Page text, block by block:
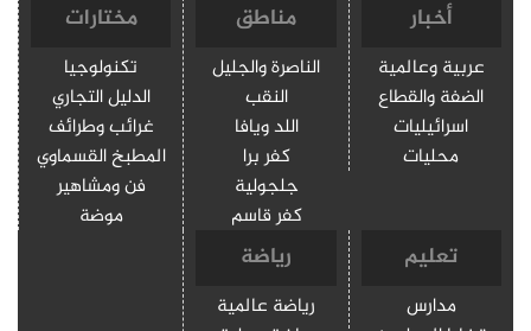
أخبار
عربية وعالمية
الضفة والقطاع
اسرائيليات
محليات
مناطق
الناصرة والجليل
النقب
اللد ويافا
كفر برا
جلجولية
كفر قاسم
مختارات
تكنولوجيا
الدليل التجاري
غرائب وطرائف
المطبخ القسماوي
فن ومشاهير
موضة
تعليم
مدارس
رياضة
رياضة عالمية